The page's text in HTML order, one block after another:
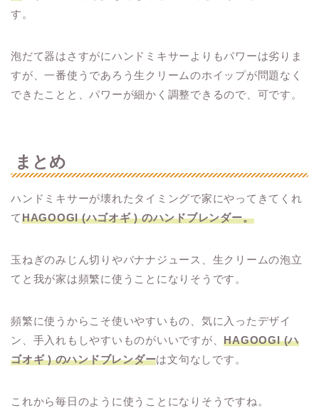
す。
泡だて器はさすがにハンドミキサーよりもパワーは劣りま
すが、一番使うであろう生クリームのホイップが問題なく
できたことと、パワーが細かく調整できるので、可です。
まとめ
ハンドミキサーが壊れたタイミングで家にやってきてくれ
てHAGOOGI (ハゴオギ ) のハンドブレンダー。
玉ねぎのみじん切りやバナナジュース、生クリームの泡立
てと我が家は頻繁に使うことになりそうです。
頻繁に使うからこそ使いやすいもの、気に入ったデザイ
ン、手入れもしやすいものがいいですが、HAGOOGI (ハ
ゴオギ ) のハンドブレンダーは文句なしです。
これから毎日のように使うことになりそうですね。